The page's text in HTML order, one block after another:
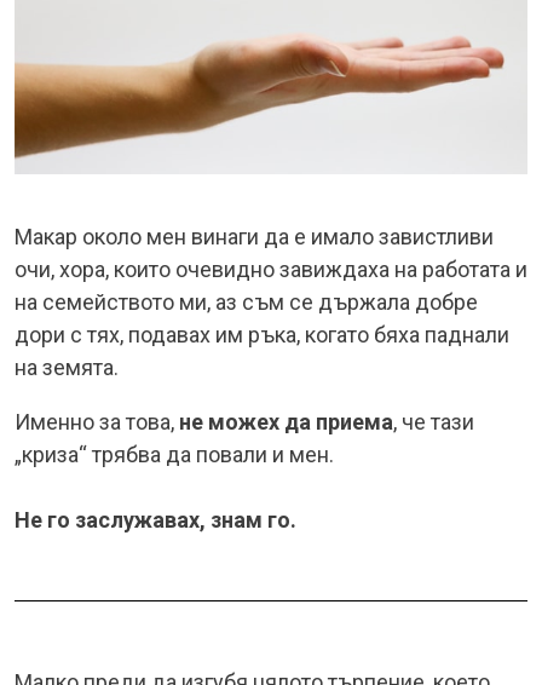
Макар около мен винаги да е имало завистливи
очи, хора, които очевидно завиждаха на работата и
на семейството ми, аз съм се държала добре
дори с тях, подавах им ръка, когато бяха паднали
на земята.
Именно за това, не можех да приема, че тази
„криза“ трябва да повали и мен.
Не го заслужавах, знам го.